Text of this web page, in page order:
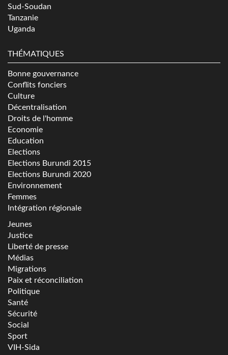
Sud-Soudan
Tanzanie
Uganda
THÉMATIQUES
Bonne gouvernance
Conflits fonciers
Culture
Décentralisation
Droits de l'homme
Economie
Education
Elections
Elections Burundi 2015
Elections Burundi 2020
Environnement
Femmes
Intégration régionale
Jeunes
Justice
Liberté de presse
Médias
Migrations
Paix et réconciliation
Politique
Santé
Sécurité
Social
Sport
VIH-Sida